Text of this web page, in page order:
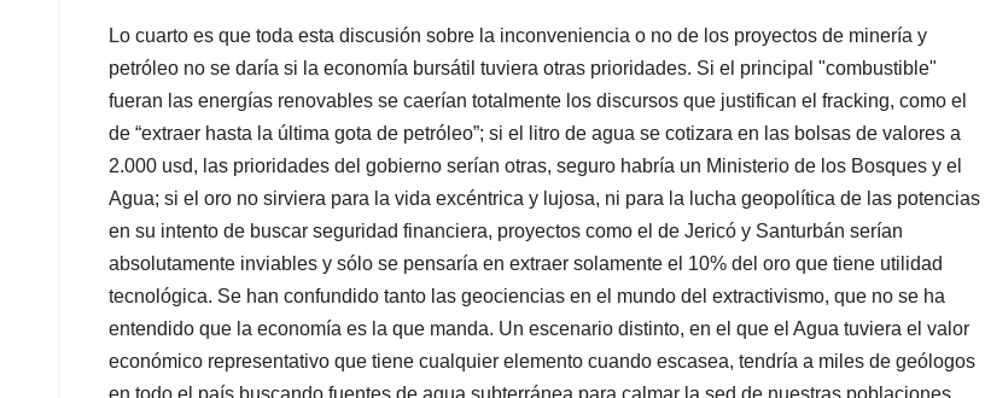
Lo cuarto es que toda esta discusión sobre la inconveniencia o no de los proyectos de minería y
petróleo no se daría si la economía bursátil tuviera otras prioridades. Si el principal "combustible"
fueran las energías renovables se caerían totalmente los discursos que justifican el fracking, como el
de “extraer hasta la última gota de petróleo”; si el litro de agua se cotizara en las bolsas de valores a
2.000 usd, las prioridades del gobierno serían otras, seguro habría un Ministerio de los Bosques y el
Agua; si el oro no sirviera para la vida excéntrica y lujosa, ni para la lucha geopolítica de las potencias
en su intento de buscar seguridad financiera, proyectos como el de Jericó y Santurbán serían
absolutamente inviables y sólo se pensaría en extraer solamente el 10% del oro que tiene utilidad
tecnológica. Se han confundido tanto las geociencias en el mundo del extractivismo, que no se ha
entendido que la economía es la que manda. Un escenario distinto, en el que el Agua tuviera el valor
económico representativo que tiene cualquier elemento cuando escasea, tendría a miles de geólogos